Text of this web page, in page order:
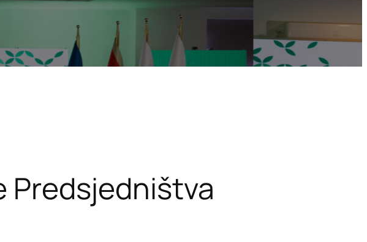
Predsjedništva